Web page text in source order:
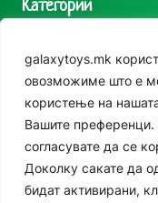
galaxytoys.mk
овозможиме што е
користење на
Вашите
согласувате да се
Доколку сакате да
бидат активирани,
Категории
Сезонска опрема
Друштвени игри
За двор
Едукативни